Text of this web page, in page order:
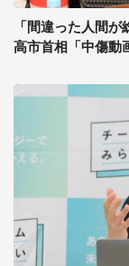
「間違った人間
高市首相「中傷動